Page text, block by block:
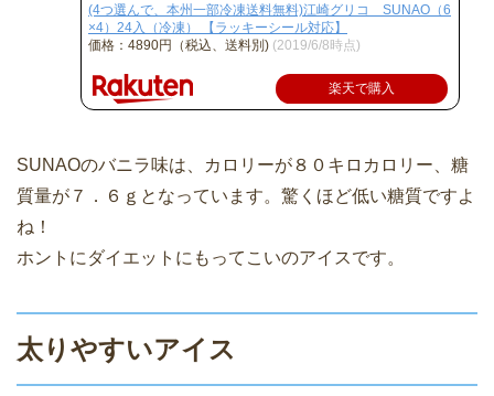
(4つ選んで、本州一部冷凍送料無料)江崎グリコ SUNAO（6
×4）24入（冷凍） 【ラッキーシール対応】
価格：4890円（税込、送料別) (2019/6/8時点)
楽天で購入
SUNAOのバニラ味は、カロリーが８０キロカロリー、糖
質量が７．６ｇとなっています。驚くほど低い糖質ですよ
ね！
ホントにダイエットにもってこいのアイスです。
太りやすいアイス